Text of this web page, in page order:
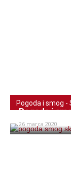
Pogoda i smog -
Pogoda i
26 marca 2020